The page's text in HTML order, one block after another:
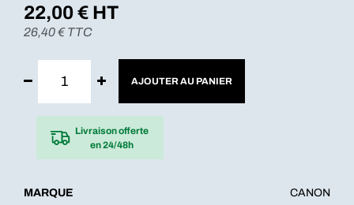
22,00€ HT
26,40€ TTC
AJOUTER AU PANIER
Livraison offerte
en 24/48h
MARQUE CANON